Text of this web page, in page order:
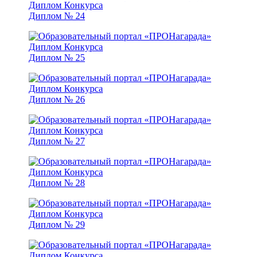
Диплом № 24
Диплом № 25
Диплом № 26
Диплом № 27
Диплом № 28
Диплом № 29